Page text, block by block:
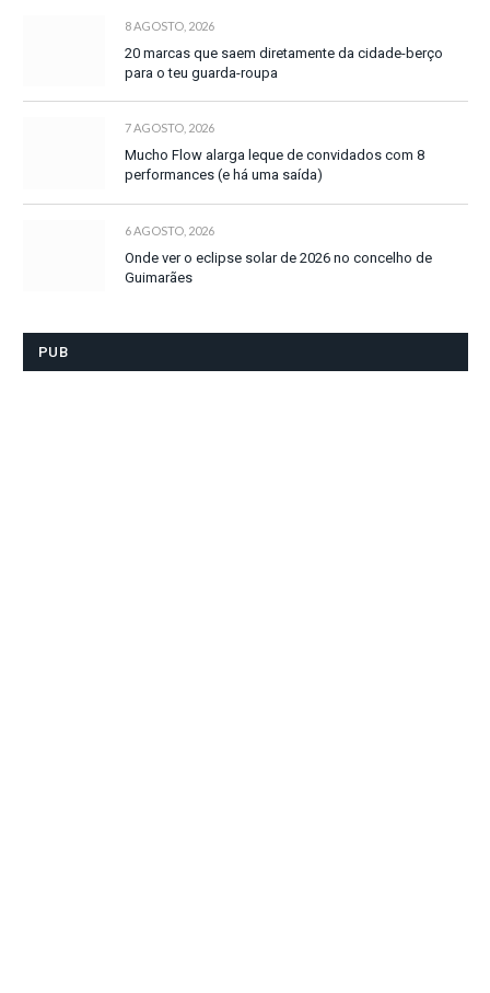
8 AGOSTO, 2026
20 marcas que saem diretamente da cidade-berço
para o teu guarda-roupa
7 AGOSTO, 2026
Mucho Flow alarga leque de convidados com 8
performances (e há uma saída)
6 AGOSTO, 2026
Onde ver o eclipse solar de 2026 no concelho de
Guimarães
PUB